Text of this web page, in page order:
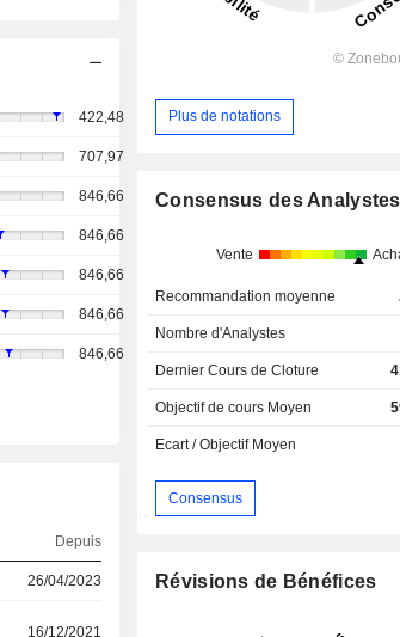
422,48
707,97
846,66
846,66
846,66
846,66
846,66
Depuis
26/04/2023
16/12/2021
Plus de notations
Consensus des Analystes
Vente
Recommandation moyenne
Nombre d'Analystes
Dernier Cours de Cloture
Objectif de cours Moyen
Ecart / Objectif Moyen
Consensus
Révisions de Bénéfices